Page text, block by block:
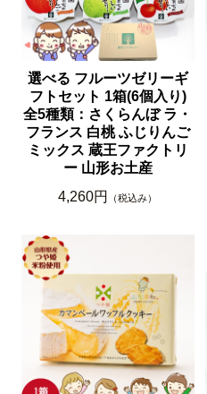
選べる フルーツゼリーギ
フトセット 1箱(6個入り)
全5種類：さくらんぼ ラ・
フランス 白桃 ふじりんご
ミックス 蔵王ファクトリ
ー 山形お土産
4,260円
（税込み）